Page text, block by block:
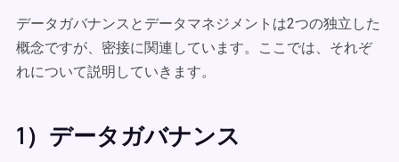
データガバナンスとデータマネジメントは2つの独立した
概念ですが、密接に関連しています。ここでは、それぞ
れについて説明していきます。
1）データガバナンス